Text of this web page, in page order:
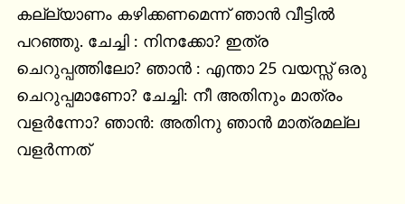
കല്ല്യാണം കഴിക്കണമെന്ന് ഞാൻ വീട്ടിൽ
പറഞ്ഞു. ചേച്ചി : നിനക്കോ? ഇത്ര
ചെറുപ്പത്തിലോ? ഞാൻ : എന്താ 25 വയസ്സ് ഒരു
ചെറുപ്പമാണോ? ചേച്ചി: നീ അതിനും മാത്രം
വളർന്നോ? ഞാൻ: അതിനു ഞാൻ മാത്രമല്ല
വളർന്നത്